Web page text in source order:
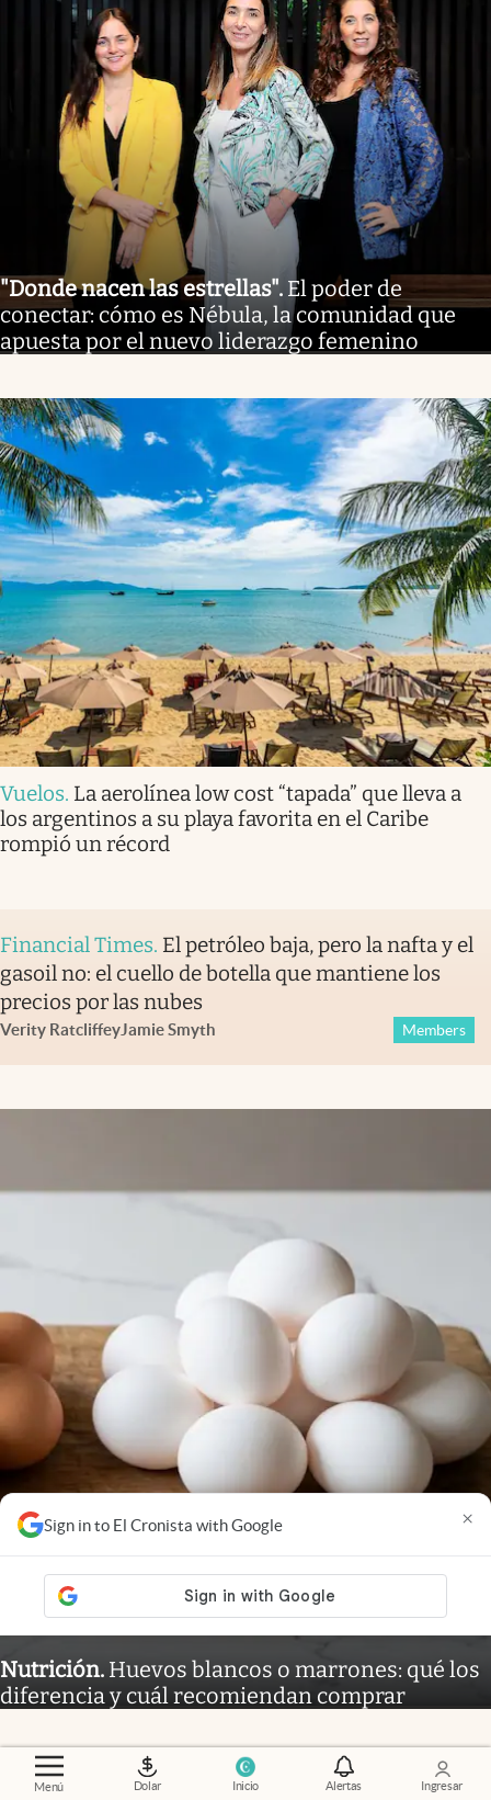
Menú Dolar Inicio Alertas Ingresar
Sign in to El Cronista with Google ×
"Donde nacen las estrellas". El poder de
conectar: cómo es Nébula, la comunidad que
apuesta por el nuevo liderazgo femenino
Vuelos. La aerolínea low cost “tapada” que lleva a
los argentinos a su playa favorita en el Caribe
rompió un récord
Financial Times. El petróleo baja, pero la nafta y el
gasoil no: el cuello de botella que mantiene los
precios por las nubes
Verity RatcliffeyJamie Smyth Members
Nutrición. Huevos blancos o marrones: qué los
diferencia y cuál recomiendan comprar